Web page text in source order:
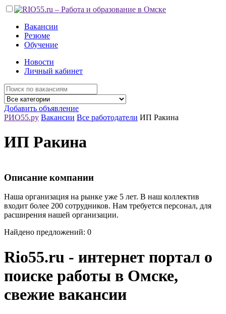
Вакансии
Резюме
Обучение
Новости
Личный кабинет
Добавить объявление
РИО55.ру Вакансии Все работодатели ИП Ракина
ИП Ракина
Описание компании
Наша организация на рынке уже 5 лет. В наш коллектив
входит более 200 сотрудников. Нам требуется персонал, для
расширения нашей организации.
Найдено предложений: 0
Rio55.ru - интернет портал о
поиске работы в Омске,
свежие вакансии